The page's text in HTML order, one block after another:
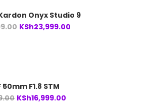
Onyx Studio 9
Original
KSh23,999.00
50mm F1.8 STM
Original
KSh16,999.00